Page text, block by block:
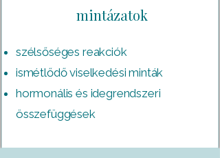
mintázatok
szélsőséges reakciók
ismétlődő viselkedési minták
hormonális és idegrendszeri
összefüggések